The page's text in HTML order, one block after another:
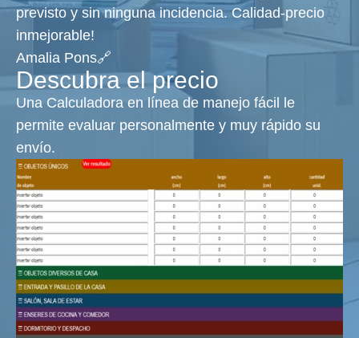
previsto y sin ninguna incidencia. Calidad-precio
inmejorable!
Amalia Pons🔗
Descubra el precio
Una Calculadora en línea de manejo fácil le
permite evaluar personalmente y muy rápido su
envío.